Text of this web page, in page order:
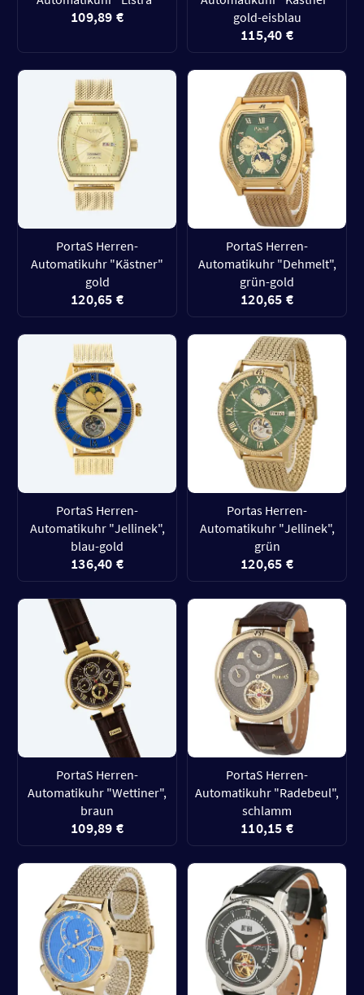
109,89 €
gold-eisblau
115,40 €
PortaS Herren-
Automatikuhr "Kästner"
gold
120,65 €
PortaS Herren-
Automatikuhr "Dehmelt",
grün-gold
120,65 €
PortaS Herren-
Automatikuhr "Jellinek",
blau-gold
136,40 €
Portas Herren-
Automatikuhr "Jellinek",
grün
120,65 €
PortaS Herren-
Automatikuhr "Wettiner",
braun
109,89 €
PortaS Herren-
Automatikuhr "Radebeul",
schlamm
110,15 €